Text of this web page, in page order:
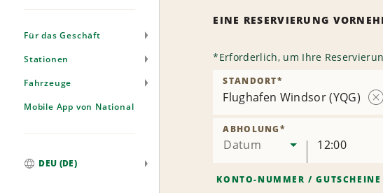
Für das Geschäft
Stationen
Fahrzeuge
Mobile App von National
DEU (DE)
EINE RESERVIERUNG
*Erforderlich, um Ihre
Flughafen Windsor (YQG)
STANDORT*
Datum
ABHOLUNG*
12:00
KONTO-NUMMER /GUTSCHEINE